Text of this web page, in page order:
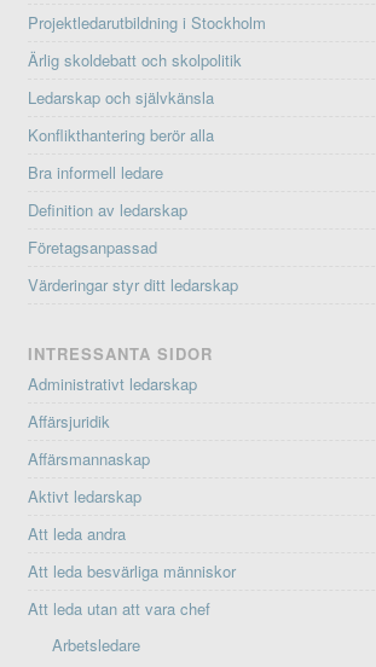
Projektledarutbildning i Stockholm
Ärlig skoldebatt och skolpolitik
Ledarskap och självkänsla
Konflikthantering berör alla
Bra informell ledare
Definition av ledarskap
Företagsanpassad
Värderingar styr ditt ledarskap
INTRESSANTA SIDOR
Administrativt ledarskap
Affärsjuridik
Affärsmannaskap
Aktivt ledarskap
Att leda andra
Att leda besvärliga människor
Att leda utan att vara chef
Arbetsledare